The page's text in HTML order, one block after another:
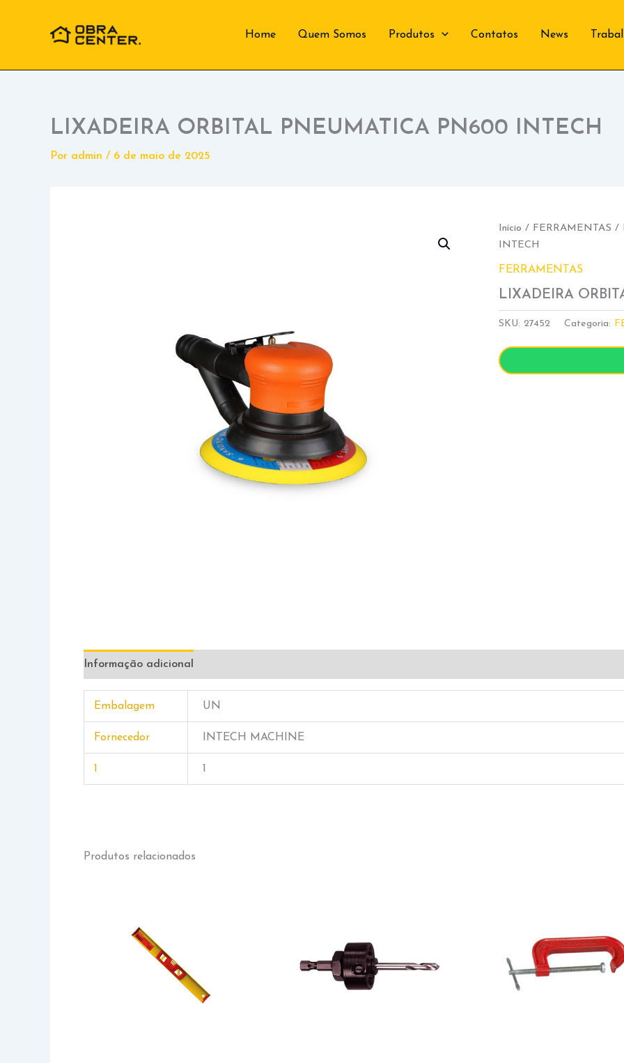
Home Quem Somos Produtos Contatos News
LIXADEIRA ORBITAL PNEUMATICA PN600 INTECH
Por admin / 6 de maio de 2025
Início / FERRAMENTAS /
INTECH
FERRAMENTAS
LIXADEIRA
SKU:27452 Categoria:
Informação adicional
Embalagem UN
Fornecedor INTECH MACHINE
1
Produtos relacionados